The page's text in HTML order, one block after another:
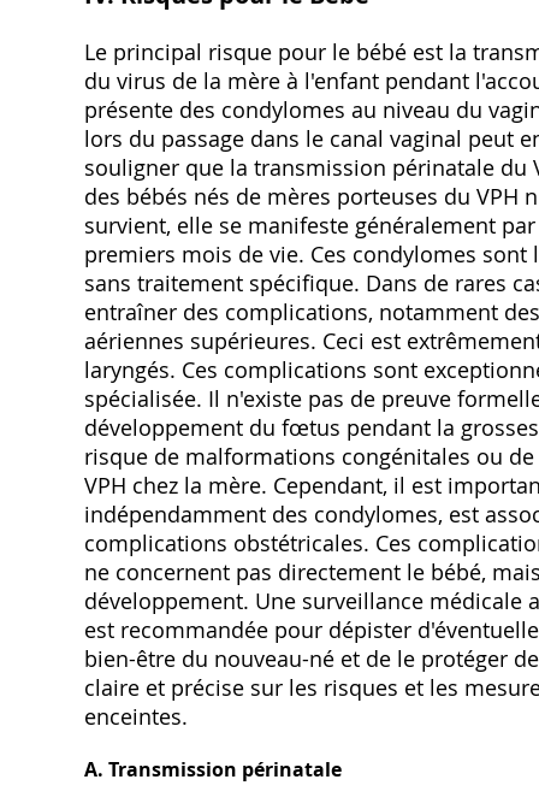
Le principal risque pour le bébé est la
du virus de la mère à l'enfant pendant
présente des condylomes au niveau du
lors du passage dans le canal vaginal peut
souligner que la transmission périnatale du
des bébés nés de mères porteuses du
survient, elle se manifeste généralement
premiers mois de vie. Ces condylomes
sans traitement spécifique. Dans de rares
entraîner des complications, notamment
aériennes supérieures. Ceci est
laryngés. Ces complications sont
spécialisée. Il n'existe pas de preuve
développement du fœtus pendant la
risque de malformations congénitales ou
VPH chez la mère. Cependant, il est
indépendamment des condylomes, est
complications obstétricales. Ces
ne concernent pas directement le bébé,
développement. Une surveillance médicale
est recommandée pour dépister
bien-être du nouveau-né et de le protéger
claire et précise sur les risques et les
enceintes.
A. Transmission périnatale